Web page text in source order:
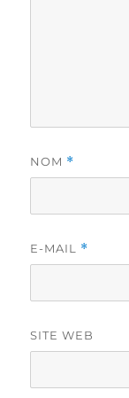
NOM *
E-MAIL *
SITE WEB